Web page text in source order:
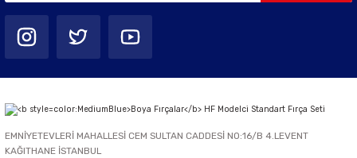
EMNİYETEVLERİ MAHALLESİ CEM SULTAN CADDESİ NO:16/B 4.LEVENT
KAĞITHANE İSTANBUL